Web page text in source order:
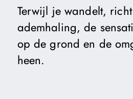
Terwijl je wandelt,
ademhaling, de
op de grond en de
heen.